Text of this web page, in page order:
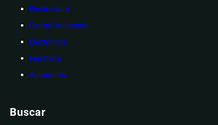
Electricidad
Control Industrial
Electrónica
Ferretería
Automotriz
Buscar